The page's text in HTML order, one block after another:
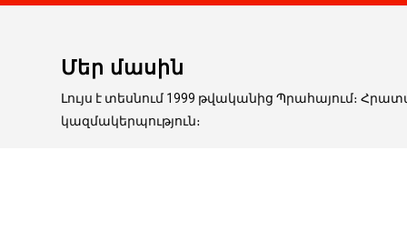
Մեր մասին
Լույս է տեսնում 1999 թվականից Պրահայում։
կազմակերպություն։